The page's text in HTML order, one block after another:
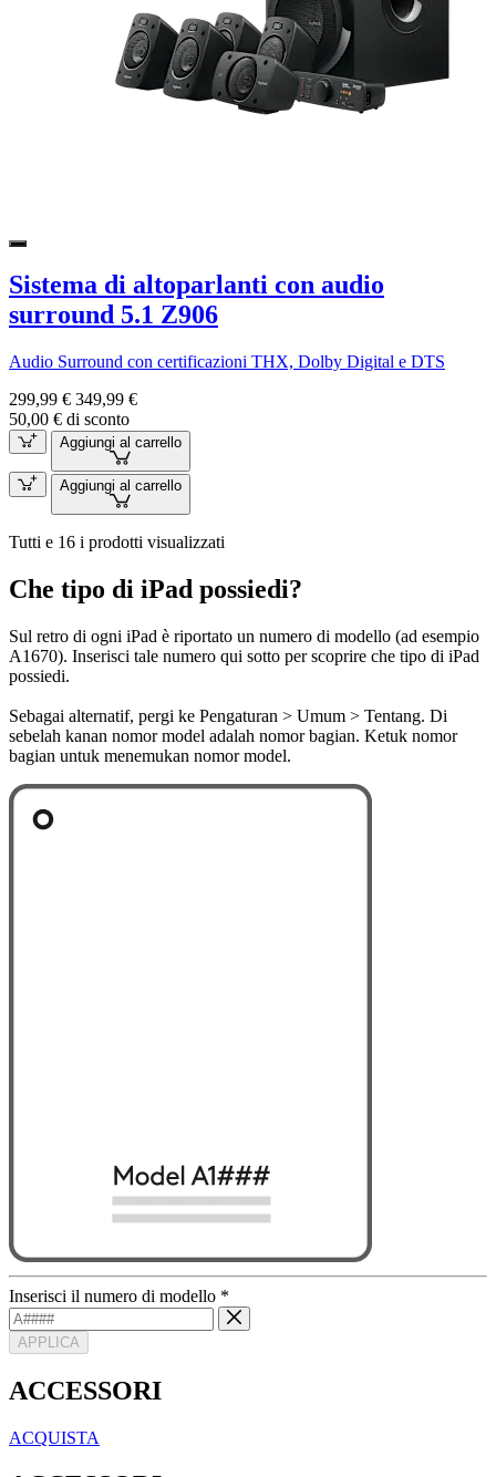
Sistema di altoparlanti con audio
surround 5.1 Z906
Audio Surround con certificazioni THX, Dolby Digital e DTS
299,99 € 349,99 €
50,00 € di sconto
Aggiungi al carrello
Aggiungi al carrello
Tutti e 16 i prodotti visualizzati
Che tipo di iPad possiedi?
Sul retro di ogni iPad è riportato un numero di modello (ad esempio
A1670). Inserisci tale numero qui sotto per scoprire che tipo di iPad
possiedi.
Sebagai alternatif, pergi ke Pengaturan > Umum > Tentang. Di
sebelah kanan nomor model adalah nomor bagian. Ketuk nomor
bagian untuk menemukan nomor model.
Inserisci il numero di modello *
APPLICA
ACCESSORI
ACQUISTA